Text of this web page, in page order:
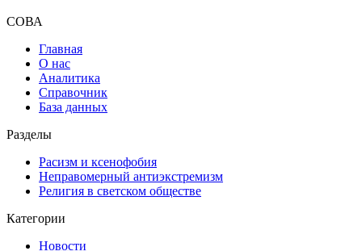
СОВА
Главная
О нас
Аналитика
Справочник
База данных
Разделы
Расизм и ксенофобия
Неправомерный антиэкстремизм
Религия в светском обществе
Категории
Новости